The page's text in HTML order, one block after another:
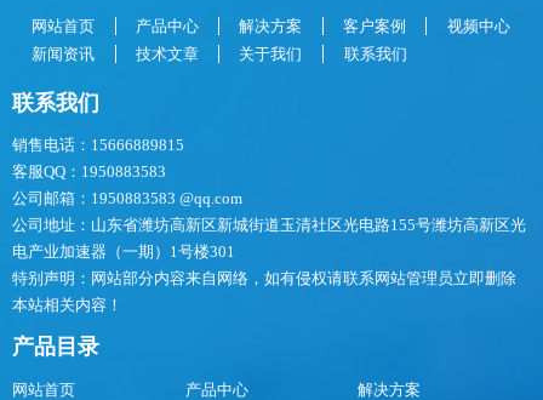
网站首页 产品中心 解决方案 客户案例
视频中心
新闻资讯
技术文章 关于我们 联系我们
联系我们
销售电话：15666889815
客服QQ：1950883583
公司邮箱：1950883583 @qq.com
公司地址：山东省潍坊高新区新城街道玉清社区光电路155号潍坊高新区光
电产业加速器（一期）1号楼301
特别声明：网站部分内容来自网络，如有侵权请联系网站管理员立即删除
本站相关内容！
产品目录
网站首页 产品中心
解决方案